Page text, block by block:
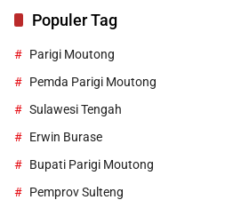
Populer Tag
Parigi Moutong
Pemda Parigi Moutong
Sulawesi Tengah
Erwin Burase
Bupati Parigi Moutong
Pemprov Sulteng